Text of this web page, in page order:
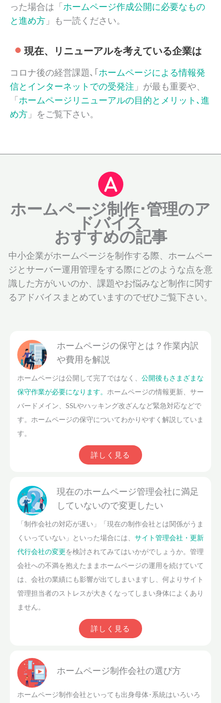
った場合は「ホームページ作成公開に必要なもの
と進め方 」も一読ください。
現在、リニューアルを考えている企業は
コロナ後の経営課題､｢ホームページによる情報発
信とインターネットでの受発注 」が最も重要や、
「ホームページリニューアルの目的とメリット､進
め方 」をご覧下さい。
ホームページ制作･管理のア
ドバイス
おすすめの記事
中小企業がホームページを制作する際、ホームペー
ジとサーバー運用管理をする際にどのような点を意
識した方がいいのか、課題やお悩みなど制作に関す
るアドバイスまとめていますのでぜひご覧下さい。
ホームページの保守とは？作業内訳
や費用を解説
ホームページは公開して完了ではなく、 公開後もさまざまな
保守作業が必要になります。 ホームページの情報更新、サー
バードメイン、SSLやハッキング改ざんなど緊急対応などで
す。ホームページの保守についてわかりやすく解説していま
す。
詳しく見る
現在のホームページ管理会社に満足
していないので変更したい
「制作会社の対応が遅い」「現在の制作会社とは関係がうま
くいっていない」といった場合には、 サイト管理会社・更新
代行会社の変更を検討されてみてはいかがでしょうか。管理
会社への不満を抱えたままホームページの運用を続けていて
は、会社の業績にも影響が出てしまいますし、何よりサイト
管理担当者のストレスが大きくなってしまい身体によくあり
ません。
詳しく見る
ホームページ制作会社の選び方
ホームページ制作会社といっても出身母体･系統はいろいろ